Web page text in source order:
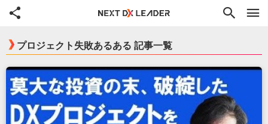
検索
プロジェクト失敗あるある 記事一覧